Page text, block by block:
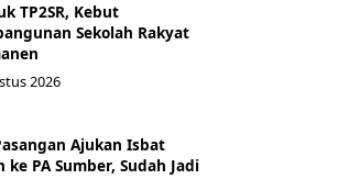
TP2SR, Kebut
Sekolah Rakyat
2026
Ajukan Isbat
ke PA Sumber, Sudah Jadi